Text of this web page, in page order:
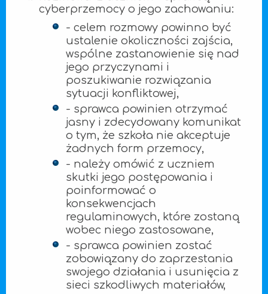
cyberprzemocy o jego zachowaniu:
- celem rozmowy powinno być
ustalenie okoliczności zajścia,
wspólne zastanowienie się nad
jego przyczynami i
poszukiwanie rozwiązania
sytuacji konfliktowej,
- sprawca powinien otrzymać
jasny i zdecydowany komunikat
o tym, że szkoła nie akceptuje
żadnych form przemocy,
- należy omówić z uczniem
skutki jego postępowania i
poinformować o
konsekwencjach
regulaminowych, które zostaną
wobec niego zastosowane,
- sprawca powinien zostać
zobowiązany do zaprzestania
swojego działania i usunięcia z
sieci szkodliwych materiałów,